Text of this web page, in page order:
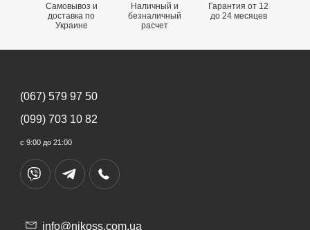
Самовывоз и
доставка по
Украине
Наличный и
безналичный
расчет
Гарантия от 12
до 24 месяцев
(067) 579 97 50
(099) 703 10 82
с 9:00 до 21:00
info@nikoss.com.ua